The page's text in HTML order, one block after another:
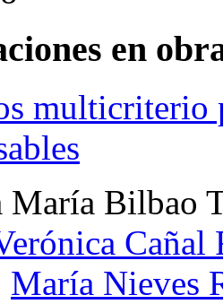
en
multicriterio
María Bilbao
Cañal
María Nieves